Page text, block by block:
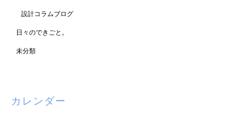
設計コラムブログ
日々のできごと。
未分類
カレンダー